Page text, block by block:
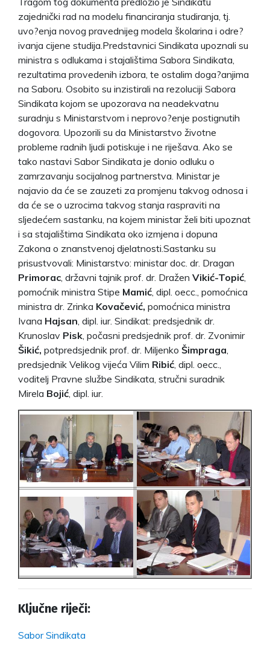
zajednički rad na modelu financiranja studiranja, tj.
uvo?enja novog pravednijeg modela školarina i odre?
ivanja cijene studija.Predstavnici Sindikata upoznali su
ministra s odlukama i stajalištima Sabora Sindikata,
rezultatima provedenih izbora, te ostalim doga?anjima
na Saboru. Osobito su inzistirali na rezoluciji Sabora
Sindikata kojom se upozorava na neadekvatnu
suradnju s Ministarstvom i neprovo?enje postignutih
dogovora. Upozorili su da Ministarstvo životne
probleme radnih ljudi potiskuje i ne riješava. Ako se
tako nastavi Sabor Sindikata je donio odluku o
zamrzavanju socijalnog partnerstva. Ministar je
najavio da će se zauzeti za promjenu takvog odnosa i
da će se o uzrocima takvog stanja raspraviti na
sljedećem sastanku, na kojem ministar želi biti upoznat
i sa stajalištima Sindikata oko izmjena i dopuna
Zakona o znanstvenoj djelatnosti.Sastanku su
prisustvovali: Ministarstvo: ministar doc. dr. Dragan
Primorac , državni tajnik prof. dr. Dražen Vikić-Topić
pomoćnik ministra Stipe Mamić , dipl. oecc., pomoćnica
ministra dr. Zrinka Kovačević, pomoćnica ministra
Ivana Hajsan , dipl. iur. Sindikat: predsjednik dr.
Krunoslav Pisk , počasni predsjednik prof. dr. Zvonimir
Šikić, potpredsjednik prof. dr. Miljenko Šimpraga
predsjednik Velikog vijeća Vilim Ribić , dipl. oecc.,
voditelj Pravne službe Sindikata, stručni suradnik
Mirela Bojić , dipl. iur.
Ključne riječi:
Sabor Sindikata